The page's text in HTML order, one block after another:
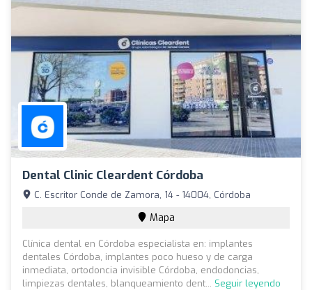
Dental Clinic Cleardent Córdoba
C. Escritor Conde de Zamora, 14 - 14004, Córdoba
Mapa
Clínica dental en Córdoba especialista en: implantes
dentales Córdoba, implantes poco hueso y de carga
inmediata, ortodoncia invisible Córdoba, endodoncias,
limpiezas dentales, blanqueamiento dent... Seguir leyendo